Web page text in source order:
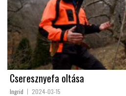
Cseresznyefa oltása
Ingrid 2024-03-15